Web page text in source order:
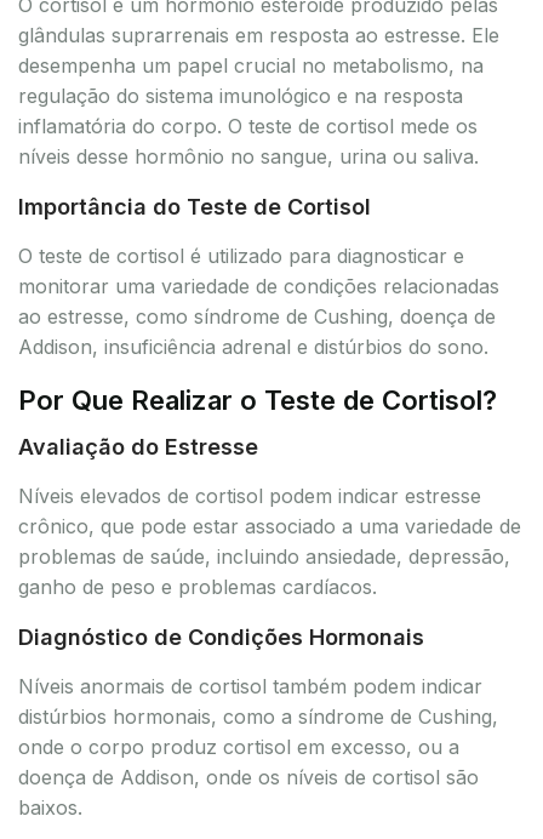
glândulas suprarrenais em resposta ao estresse. Ele
desempenha um papel crucial no metabolismo, na
regulação do sistema imunológico e na resposta
inflamatória do corpo. O teste de cortisol mede os
níveis desse hormônio no sangue, urina ou saliva.
Importância do Teste de Cortisol
O teste de cortisol é utilizado para diagnosticar e
monitorar uma variedade de condições relacionadas
ao estresse, como síndrome de Cushing, doença de
Addison, insuficiência adrenal e distúrbios do sono.
Por Que Realizar o Teste de Cortisol?
Avaliação do Estresse
Níveis elevados de cortisol podem indicar estresse
crônico, que pode estar associado a uma variedade de
problemas de saúde, incluindo ansiedade, depressão,
ganho de peso e problemas cardíacos.
Diagnóstico de Condições Hormonais
Níveis anormais de cortisol também podem indicar
distúrbios hormonais, como a síndrome de Cushing,
onde o corpo produz cortisol em excesso, ou a
doença de Addison, onde os níveis de cortisol são
baixos.